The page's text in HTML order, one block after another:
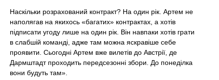
Наскільки розрахований контракт? На один рік. Артем не
наполягав на якихось «багатих» контрактах, а хотів
підписати угоду лише на один рік. Він навпаки хотів грати
в слабшій команді, адже там можна яскравіше себе
проявити. Сьогодні Артем вже вилетів до Австрії, де
Дармштадт проходить передсезонні збори. До понеділка
вони будуть там».